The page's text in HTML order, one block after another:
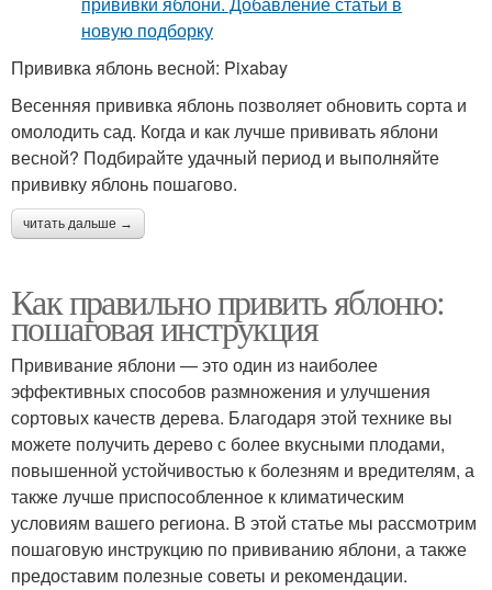
Прививка яблонь весной: Pixabay
Весенняя прививка яблонь позволяет обновить сорта и
омолодить сад. Когда и как лучше прививать яблони
весной? Подбирайте удачный период и выполняйте
прививку яблонь пошагово.
читать дальше →
Как правильно привить яблоню:
пошаговая инструкция
Прививание яблони — это один из наиболее
эффективных способов размножения и улучшения
сортовых качеств дерева. Благодаря этой технике вы
можете получить дерево с более вкусными плодами,
повышенной устойчивостью к болезням и вредителям, а
также лучше приспособленное к климатическим
условиям вашего региона. В этой статье мы рассмотрим
пошаговую инструкцию по прививанию яблони, а также
предоставим полезные советы и рекомендации.